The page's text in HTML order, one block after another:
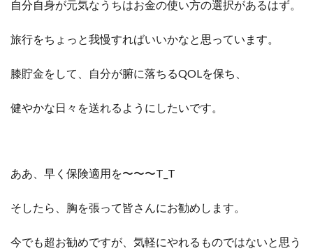
自分自身が元気なうちはお金の使い方の選択があるはず。
旅行をちょっと我慢すればいいかなと思っています。
膝貯金をして、自分が腑に落ちるQOLを保ち、
健やかな日々を送れるようにしたいです。
ああ、早く保険適用を〜〜〜T_T
そしたら、胸を張って皆さんにお勧めします。
今でも超お勧めですが、気軽にやれるものではないと思う